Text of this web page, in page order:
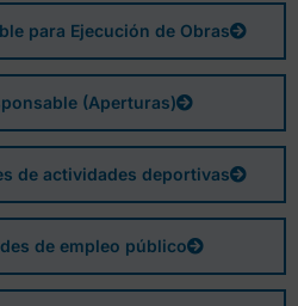
para Ejecución de Obras
(Aperturas)
de actividades deportivas
de empleo público